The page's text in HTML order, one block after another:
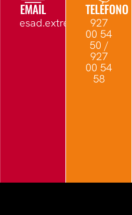
EMAIL TELÉFONO
927
00 54
50 /
927
00 54
58